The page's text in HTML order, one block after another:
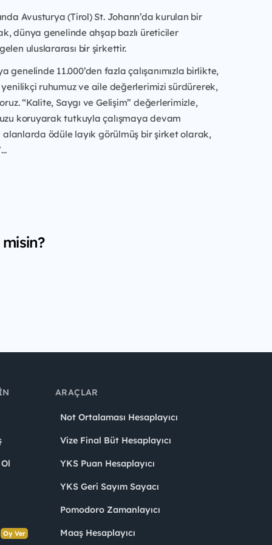
Avusturya (Tirol) St. Johann’da kurulan bir
dünya genelinde ahşap bazlı üreticiler
uluslararası bir şirkettir.
genelinde 11.000’den fazla çalışanımızla birlikte,
ruhumuz ve aile değerlerimizi sürdürerek,
“Kalite, Saygı ve Gelişim” değerlerimizle,
koruyarak tutkuyla çalışmaya devam
alanlarda ödüle layık görülmüş bir şirket olarak,
Oy Ver
ARAÇLAR
Not Ortalaması Hesaplayıcı
Vize Final Büt Hesaplayıcı
YKS Puan Hesaplayıcı
YKS Geri Sayım Sayacı
Pomodoro Zamanlayıcı
Maaş Hesaplayıcı